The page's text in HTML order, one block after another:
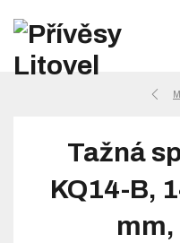
Tažná
KQ14-B,
mm,